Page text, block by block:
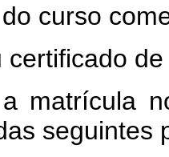
curso
certificado
matrícula
seguintes